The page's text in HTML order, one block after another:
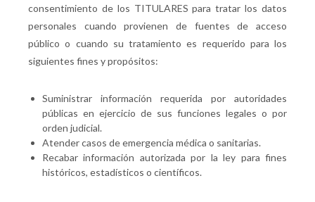
consentimiento de los TITULARES para tratar los datos
personales cuando provienen de fuentes de acceso
público o cuando su tratamiento es requerido para los
siguientes fines y propósitos:
Suministrar información requerida por autoridades
públicas en ejercicio de sus funciones legales o por
orden judicial.
Atender casos de emergencia médica o sanitarias.
Recabar información autorizada por la ley para fines
históricos, estadísticos o científicos.